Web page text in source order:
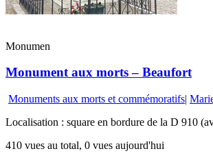
Monumen
Monument aux morts – Beaufort
Monuments aux morts et commémoratifs|
Localisation : square en bordure de la D 910
410 vues au total, 0 vues aujourd'hui